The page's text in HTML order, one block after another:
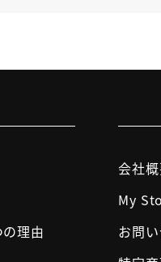
理由
会社
My
お問